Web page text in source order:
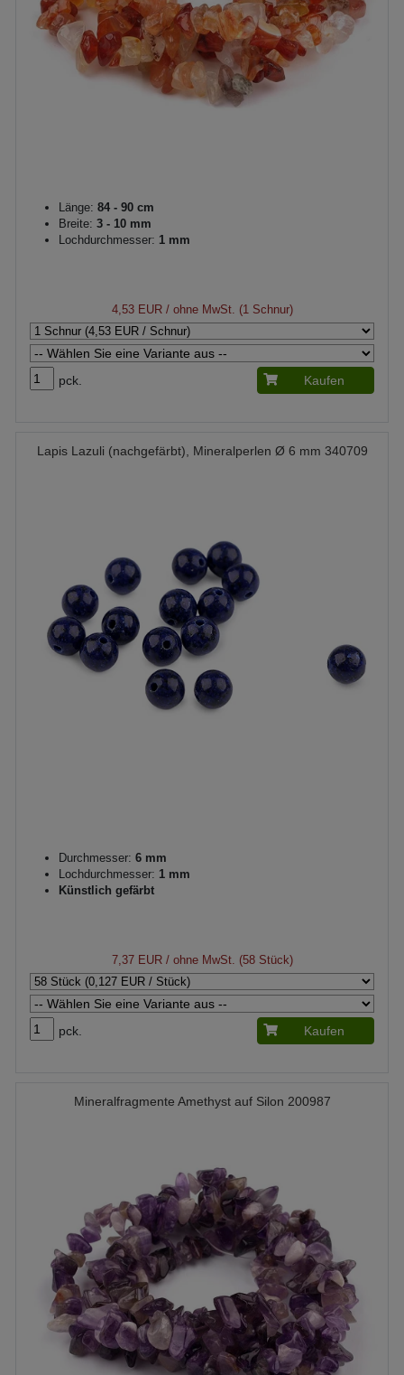
Länge: 84 - 90 cm
Breite: 3 - 10 mm
Lochdurchmesser: 1 mm
4,53 EUR/ ohne MwSt. (1 Schnur)
pck. Kaufen
Lapis Lazuli (nachgefärbt), Mineralperlen Ø 6 mm 340709
Durchmesser: 6 mm
Lochdurchmesser: 1 mm
Künstlich gefärbt
7,37 EUR/ ohne MwSt. (58 Stück)
pck. Kaufen
Mineralfragmente Amethyst auf Silon 200987